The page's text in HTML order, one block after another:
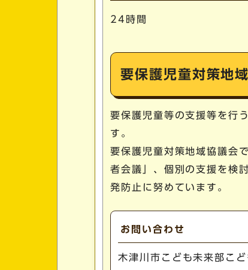
24時間
要保護児童対策地
要保護児童等の支援等を行
す。
要保護児童対策地域協議会
者会議」、個別の支援を検
発防止に努めています。
お問い合わせ
木津川市こども未来部こ